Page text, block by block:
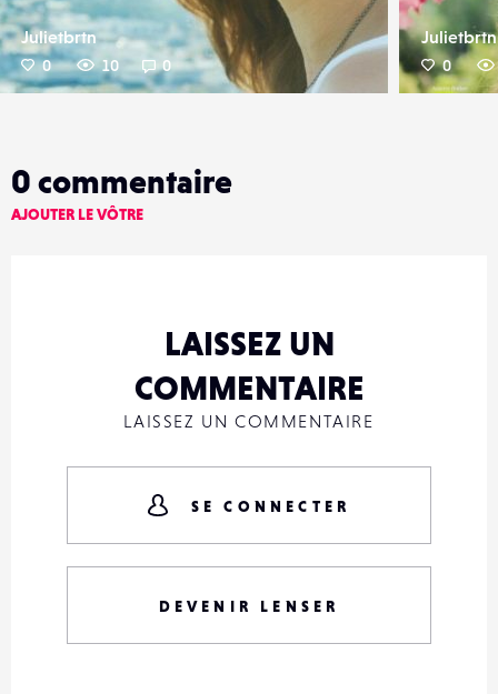
Julietbrtn
0 10 0
Julietbrtn
0
0 commentaire
AJOUTER LE VÔTRE
LAISSEZ UN
COMMENTAIRE
LAISSEZ UN COMMENTAIRE
SE CONNECTER
DEVENIR LENSER